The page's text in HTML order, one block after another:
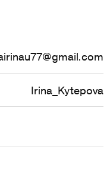
Irina_Kytepova